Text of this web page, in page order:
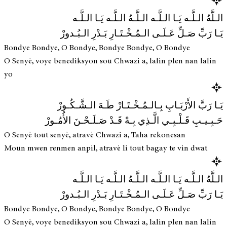
الـلَّهُ الـلَّـه يَـا الـلَّـه الـلَّـهُ الـلَّـه يَـا الـلَّـه
يَـا رَبِّ صَـلِّ عَـلَـى الـمُـخْـتَـارِ بَـدْرِ الـبُـدورْ
Bondye Bondye, O Bondye, Bondye Bondye, O Bondye
O Senyè, voye benediksyon sou Chwazi a, lalin plen nan lalin
yo
يَـا رَبَّ الأَرْبَـابِ بِـالـمُـخْـتَـارْ طَـهَ الـشَّـكُـورْ
حَـبِـيـبِ قَـلْـبِـي الَّـذِي بِـهْ قَـدْ صَـلَـحْـنَ الأُمُـورْ
O Senyè tout senyè, atravè Chwazi a, Taha rekonesan
Moun mwen renmen anpil, atravè li tout bagay te vin dwat
الـلَّهُ الـلَّـه يَـا الـلَّـه الـلَّـهُ الـلَّـه يَـا الـلَّـه
يَـا رَبِّ صَـلِّ عَـلَـى الـمُـخْـتَـارِ بَـدْرِ الـبُـدورْ
Bondye Bondye, O Bondye, Bondye Bondye, O Bondye
O Senyè, voye benediksyon sou Chwazi a, lalin plen nan lalin